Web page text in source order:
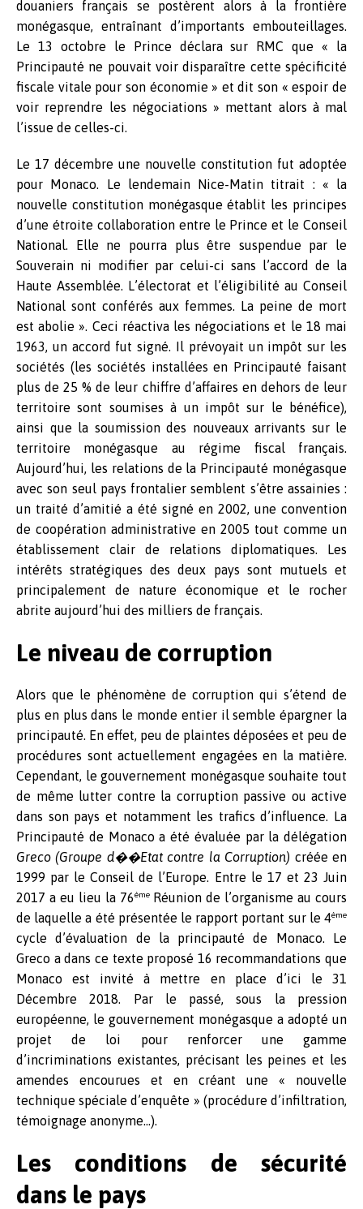
douaniers français se postèrent alors à la frontière
monégasque, entraînant d’importants embouteillages.
Le 13 octobre le Prince déclara sur RMC que « la
Principauté ne pouvait voir disparaître cette spécificité
fiscale vitale pour son économie » et dit son « espoir de
voir reprendre les négociations » mettant alors à mal
l’issue de celles-ci.
Le 17 décembre une nouvelle constitution fut adoptée
pour Monaco. Le lendemain Nice-Matin titrait : « la
nouvelle constitution monégasque établit les principes
d’une étroite collaboration entre le Prince et le Conseil
National. Elle ne pourra plus être suspendue par le
Souverain ni modifier par celui-ci sans l’accord de la
Haute Assemblée. L’électorat et l’éligibilité au Conseil
National sont conférés aux femmes. La peine de mort
est abolie ». Ceci réactiva les négociations et le 18 mai
1963, un accord fut signé. Il prévoyait un impôt sur les
sociétés (les sociétés installées en Principauté faisant
plus de 25 % de leur chiffre d’affaires en dehors de leur
territoire sont soumises à un impôt sur le bénéfice),
ainsi que la soumission des nouveaux arrivants sur le
territoire monégasque au régime fiscal français.
Aujourd’hui, les relations de la Principauté monégasque
avec son seul pays frontalier semblent s’être assainies :
un traité d’amitié a été signé en 2002, une convention
de coopération administrative en 2005 tout comme un
établissement clair de relations diplomatiques. Les
intérêts stratégiques des deux pays sont mutuels et
principalement de nature économique et le rocher
abrite aujourd’hui des milliers de français.
Le niveau de corruption
Alors que le phénomène de corruption qui s’étend de
plus en plus dans le monde entier il semble épargner la
principauté. En effet, peu de plaintes déposées et peu de
procédures sont actuellement engagées en la matière.
Cependant, le gouvernement monégasque souhaite tout
de même lutter contre la corruption passive ou active
dans son pays et notamment les trafics d’influence. La
Principauté de Monaco a été évaluée par la délégation
Greco (Groupe d��Etat contre la Corruption) créée en
1999 par le Conseil de l’Europe. Entre le 17 et 23 Juin
2017 a eu lieu la 76èmeRéunion de l’organisme au cours
de laquelle a été présentée le rapport portant sur le 4ème
cycle d’évaluation de la principauté de Monaco. Le
Greco a dans ce texte proposé 16 recommandations que
Monaco est invité à mettre en place d’ici le 31
Décembre 2018. Par le passé, sous la pression
européenne, le gouvernement monégasque a adopté un
projet de loi pour renforcer une gamme
d’incriminations existantes, précisant les peines et les
amendes encourues et en créant une « nouvelle
technique spéciale d’enquête » (procédure d’infiltration,
témoignage anonyme…).
Les conditions de sécurité
dans le pays